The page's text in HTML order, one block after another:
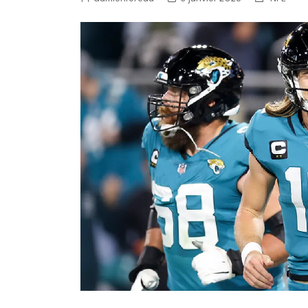
NFL – Power Rankings
Pronostics et paris NFL
Super Bowl LIX
Histoire et Légendes